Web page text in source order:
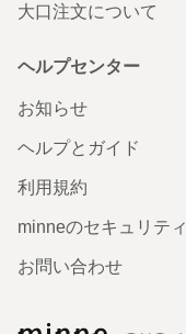
大口注文について
ヘルプセンター
お知らせ
ヘルプとガイド
利用規約
minneのセキュリティ
お問い合わせ